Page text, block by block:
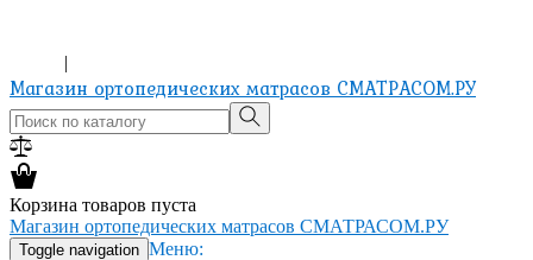
|
Магазин ортопедических матрасов СМАТРАСОМ.РУ
Корзина товаров пуста
Магазин ортопедических матрасов СМАТРАСОМ.РУ
Toggle navigation Меню: